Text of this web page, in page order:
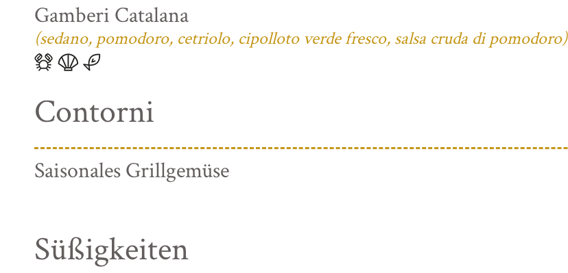
Gamberi Catalana
(sedano, pomodoro, cetriolo, cipolloto verde fresco, salsa cruda di pomodoro)
Contorni
Saisonales Grillgemüse
Süßigkeiten